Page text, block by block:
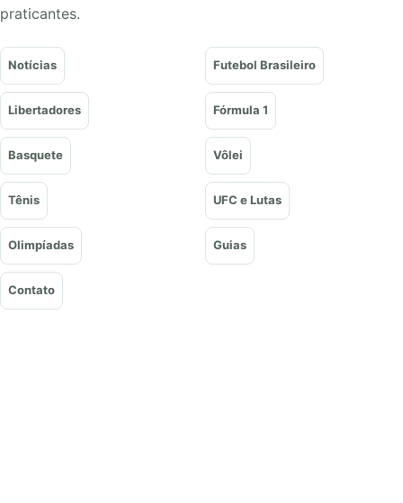
praticantes.
Notícias Futebol Brasileiro
Libertadores Fórmula 1
Basquete Vôlei
Tênis UFC e Lutas
Olimpíadas Guias
Contato